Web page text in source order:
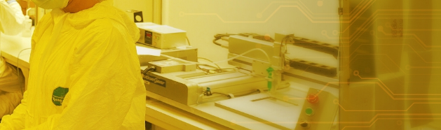
技术转移